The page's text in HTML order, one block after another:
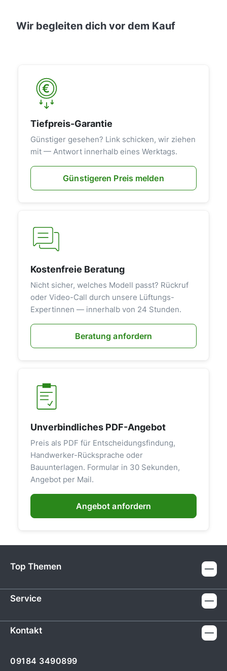
Wir begleiten dich vor dem Kauf
Tiefpreis-Garantie
Günstiger gesehen? Link schicken, wir ziehen
mit — Antwort innerhalb eines Werktags.
Günstigeren Preis melden
Kostenfreie Beratung
Nicht sicher, welches Modell passt? Rückruf
oder Video-Call durch unsere Lüftungs-
Expertinnen — innerhalb von 24 Stunden.
Beratung anfordern
Unverbindliches PDF-Angebot
Preis als PDF für Entscheidungsfindung,
Handwerker-Rücksprache oder
Bauunterlagen. Formular in 30 Sekunden,
Angebot per Mail.
Angebot anfordern
Top Themen
Service
Kontakt
09184 3490899